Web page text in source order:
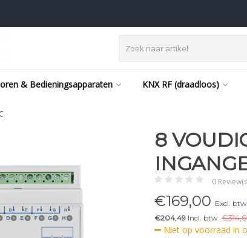
& Bedieningsapparaten KNX RF (draadloos)
8
0
€169,00 Excl. btw
€204,49 Incl. btw €
Niet op voorraad in